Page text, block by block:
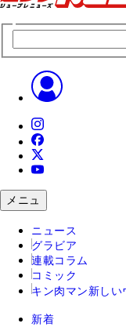
メニュ
ニュース
グラビア
連載コラム
コミック
キン肉マン 新しい
新着